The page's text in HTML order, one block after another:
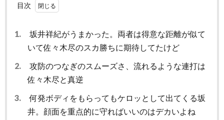
目次
1.
坂井祥紀がうまかった。両者は得意な距離が似て
いて佐々木尽のスカ勝ちに期待してたけど
2.
攻防のつなぎのスムーズさ、流れるような連打は
佐々木尽と真逆
3.
何発ボディをもらってもケロッとして出てくる坂
井。顔面を重点的に守ればいいのはデカいよね